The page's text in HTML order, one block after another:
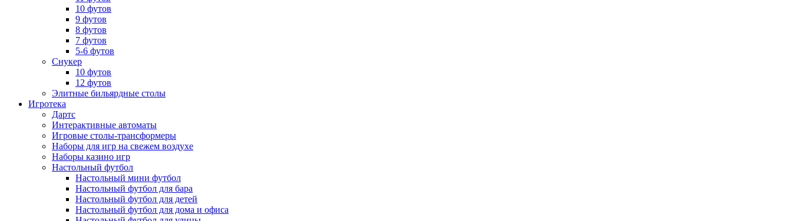
10 футов
9 футов
8 футов
7 футов
5-6 футов
Снукер
10 футов
12 футов
Элитные бильярдные столы
Игротека
Дартс
Интерактивные автоматы
Игровые столы-трансформеры
Наборы для игр на свежем воздухе
Наборы казино игр
Настольный футбол
Настольный мини футбол
Настольный футбол для бара
Настольный футбол для детей
Настольный футбол для дома и офиса